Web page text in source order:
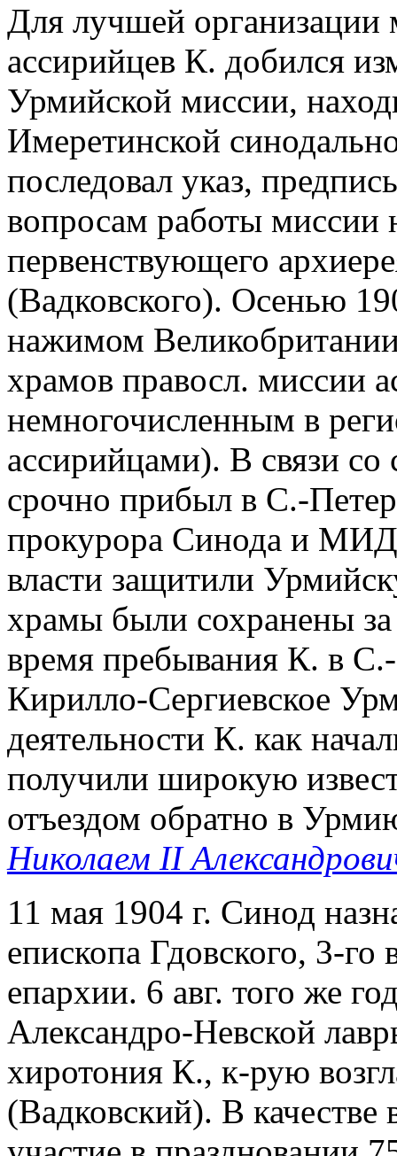
Для лучшей организации
ассирийцев К. добился
Урмийской миссии,
Имеретинской
последовал указ,
вопросам работы миссии
первенствующего
(Вадковского). Осенью
нажимом
храмов правосл. миссии
немногочисленным в
ассирийцами). В связи
срочно прибыл в С.-
прокурора Синода и МИД
власти защитили
храмы были сохранены
время пребывания К. в
Кирилло-Сергиевское
деятельности К. как
получили широкую
отъездом обратно в
Николаем II
11 мая 1904 г. Синод
епископа Гдовского, 3-
епархии. 6 авг. того же
Александро-Невской
хиротония К., к-рую
(Вадковский). В качестве